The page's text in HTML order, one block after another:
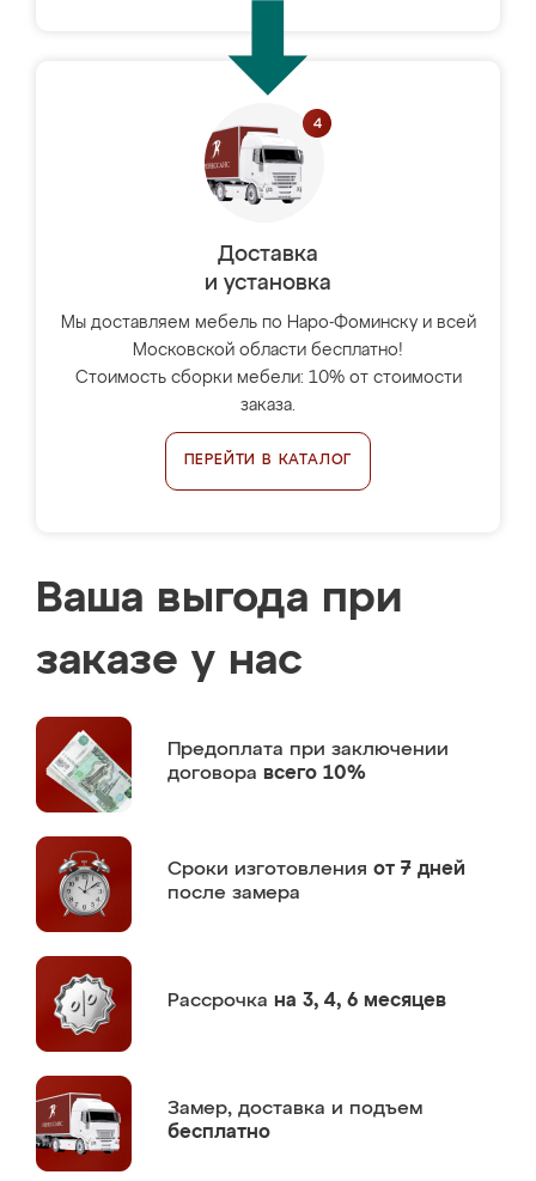
Доставка
и установка
Мы доставляем мебель по Наро-Фоминску и всей
Московской области бесплатно!
Стоимость сборки мебели: 10% от стоимости
заказа.
ПЕРЕЙТИ В КАТАЛОГ
Ваша выгода при
заказе у нас
Предоплата при заключении
договора всего 10%
Сроки изготовления от 7 дней
после замера
Рассрочка на 3, 4, 6 месяцев
Замер, доставка и подъем
бесплатно